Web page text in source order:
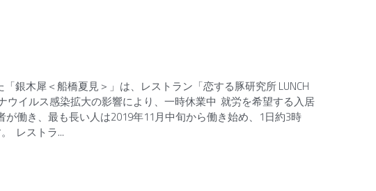
銀木犀＜船橋夏見＞」は、レストラン「恋する豚研究所 LUNCH
イルス感染拡大の影響により、一時休業中 就労を希望する入居
働き、最も長い人は2019年11月中旬から働き始め、1日約3時
レストラ...